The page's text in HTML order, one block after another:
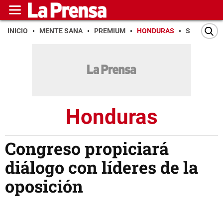
INICIO MENTE SANA PREMIUM HONDURAS SAN PEDRO
Honduras
Congreso propiciará
diálogo con líderes de la
oposición